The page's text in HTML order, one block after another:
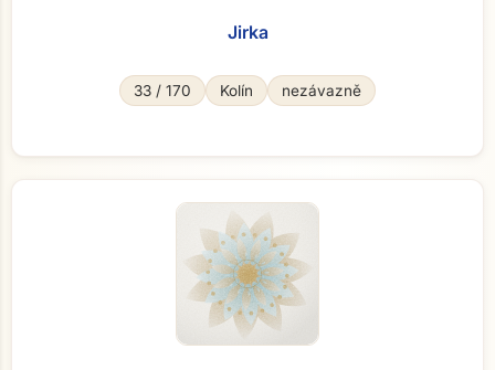
Jirka
33 / 170 Kolín nezávazně